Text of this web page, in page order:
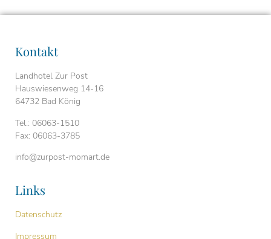
Kontakt
Landhotel Zur Post
Hauswiesenweg 14-16
64732 Bad König
Tel.: 06063-1510
Fax: 06063-3785
info@zurpost-momart.de
Links
Datenschutz
Impressum